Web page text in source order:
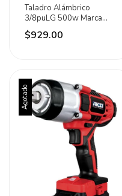
Taladro Alámbrico
3/8puLG 500w Marca
Total Turquesa 50 Hz/60
Hz
$929.00
Agotado